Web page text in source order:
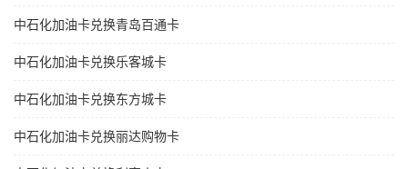
中石化加油卡兑换青岛百通卡
中石化加油卡兑换乐客城卡
中石化加油卡兑换东方城卡
中石化加油卡兑换丽达购物卡